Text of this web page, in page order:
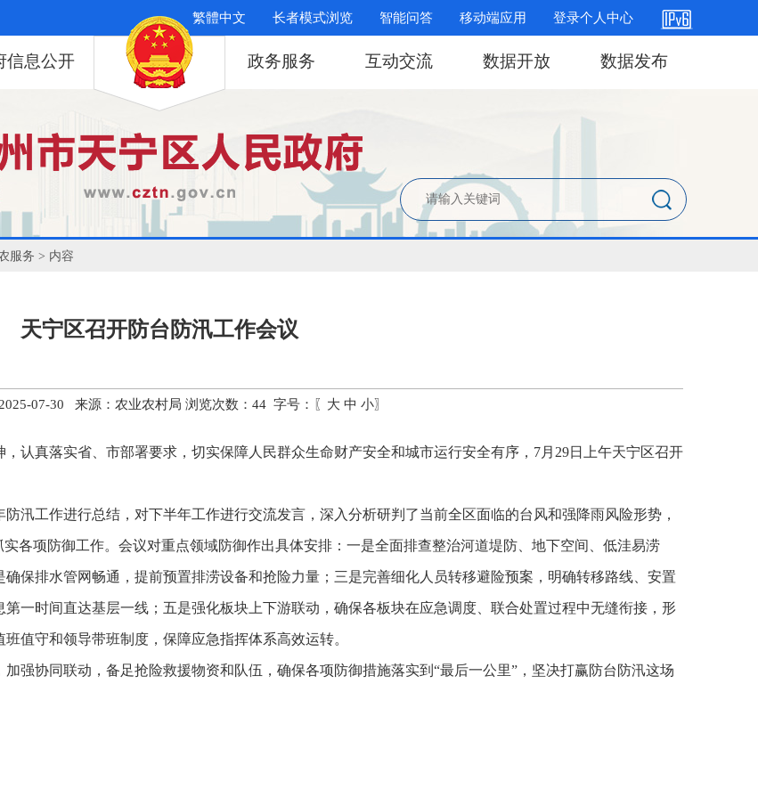
繁體中文 长者模式浏览 智能问答 移动端应用 登录个人中心
信息公开 政务服务 互动交流 数据开放 数据发布
服务 > 内容
天宁区召开防台防汛工作会议
07-30 来源：农业农村局 浏览次数： 44 字号：〖 大 中 小〗
认真落实省、市部署要求，切实保障人民群众生命财产安全和城市运行安全有序，7月29日上午天宁区召开
汛工作进行总结，对下半年工作进行交流发言，深入分析研判了当前全区面临的台风和强降雨风险形势，
各项防御工作。会议对重点领域防御作出具体安排：一是全面排查整治河道堤防、地下空间、低洼易涝
保排水管网畅通，提前预置排涝设备和抢险力量；三是完善细化人员转移避险预案，明确转移路线、安置
一时间直达基层一线；五是强化板块上下游联动，确保各板块在应急调度、联合处置过程中无缝衔接，形
值守和领导带班制度，保障应急指挥体系高效运转。
强协同联动，备足抢险救援物资和队伍，确保各项防御措施落实到“最后一公里”，坚决打赢防台防汛这场